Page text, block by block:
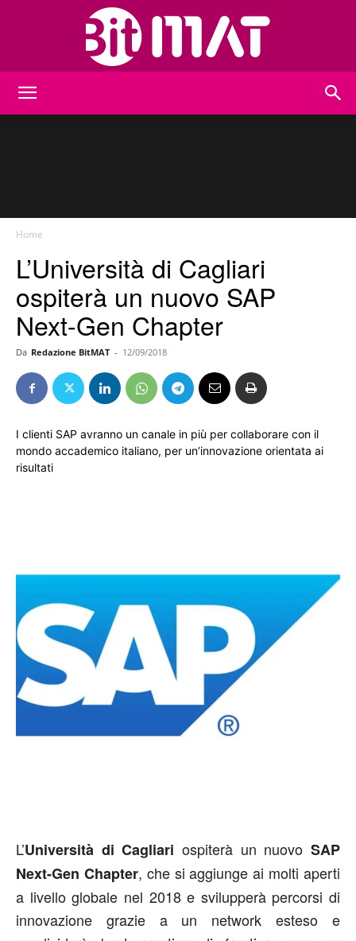
Home
L’Università di Cagliari
ospiterà un nuovo SAP
Next-Gen Chapter
Da Redazione BitMAT - 12/09/2018
I clienti SAP avranno un canale in più per collaborare con il
mondo accademico italiano, per un’innovazione orientata ai
risultati
L’Università di Cagliari ospiterà un nuovoSAP
Next-Gen Chapter, che si aggiunge ai molti aperti
a livello globale nel 2018 e svilupperà percorsi di
innovazione grazie a un network esteso e